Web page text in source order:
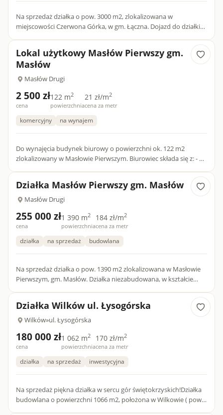
Na sprzedaż działka o pow. 3000 m2, zlokalizowana w
miejscowości Czerwona Górka, w gm. Łączna. Dojazd do działki
Lokal użytkowy Masłów Pierwszy gm.
Masłów
Masłów Drugi
2 500 zł
cena
122 m2
powierzchnia
21 zł/m2
cena za metr
komercyjny na wynajem
Do wynajęcia budynek biurowy o powierzchni ok. 122 m2
zlokalizowany w Masłowie Pierwszym. Biurowiec składa się z: - 6
Działka Masłów Pierwszy gm. Masłów
Masłów Drugi
255 000 zł
cena
1 390 m2
powierzchnia
184 zł/m2
cena za metr
działka na sprzedaż budowlana
Na sprzedaż działka o pow. 1390 m2 zlokalizowana w Masłowie
Pierwszym, gm. Masłów. Działka niezabudowana, w kształcie
Działka Wilków ul. Łysogórska
Wilków»ul. Łysogórska
180 000 zł
cena
1 062 m2
powierzchnia
170 zł/m2
cena za metr
działka na sprzedaż inwestycyjna
Na sprzedaż piękna działka w sercu gór świętokrzyskich!Działka
budowlana o powierzchni 1066 m2, położona w Wilkowie ( pow.